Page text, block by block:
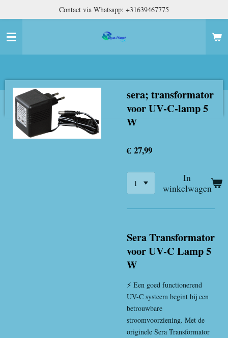
naar
hoofdinhoud
Contact via Whatsapp: +31639467775
sera; transformator
voor UV-C-lamp 5
W
€ 27,99
In
winkelwagen
Sera Transformator
voor UV-C Lamp 5
W
⚡ Een goed functionerend
UV-C systeem begint bij een
betrouwbare
stroomvoorziening. Met de
originele Sera Transformator